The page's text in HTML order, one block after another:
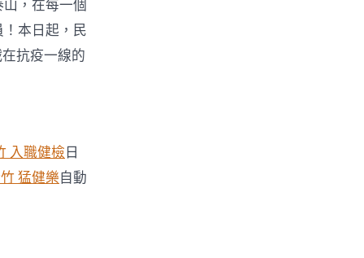
，在每一個
本日起，民
抗疫一線的
入職健檢日
猛健樂自動